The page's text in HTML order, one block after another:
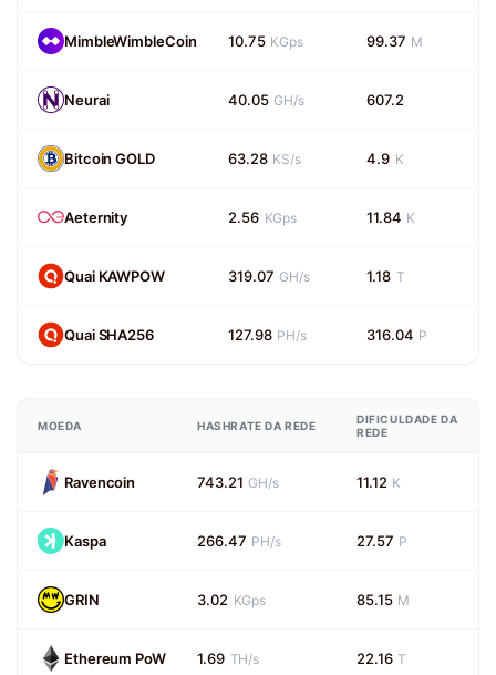
MimbleWimbleCoin 10.75 KGps 99.37 M
Neurai 40.05 GH/s 607.2
Bitcoin GOLD 63.28 KS/s 4.9 K
Aeternity 2.56 KGps 11.84 K
Quai KAWPOW 319.07 GH/s 1.18 T
Quai SHA256 127.98 PH/s 316.04 P
MOEDA HASHRATE DA REDE
DIFICULDADE DA
REDE
Ravencoin 743.21 GH/s 11.12 K
Kaspa 266.47 PH/s 27.57 P
GRIN 3.02 KGps 85.15 M
Ethereum PoW 1.69 TH/s 22.16 T